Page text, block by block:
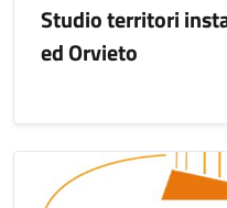
Studio territori
ed Orvieto